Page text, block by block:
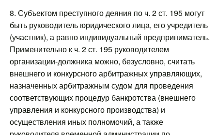
8. Субъектом преступного деяния по ч. 2 ст. 195 могут
быть руководитель юридического лица, его учредитель
(участник), а равно индивидуальный предприниматель.
Применительно к ч. 2 ст. 195 руководителем
организации-должника можно, безусловно, считать
внешнего и конкурсного арбитражных управляющих,
назначенных арбитражным судом для проведения
соответствующих процедур банкротства (внешнего
управления и конкурсного производства) и
осуществления иных полномочий, а также